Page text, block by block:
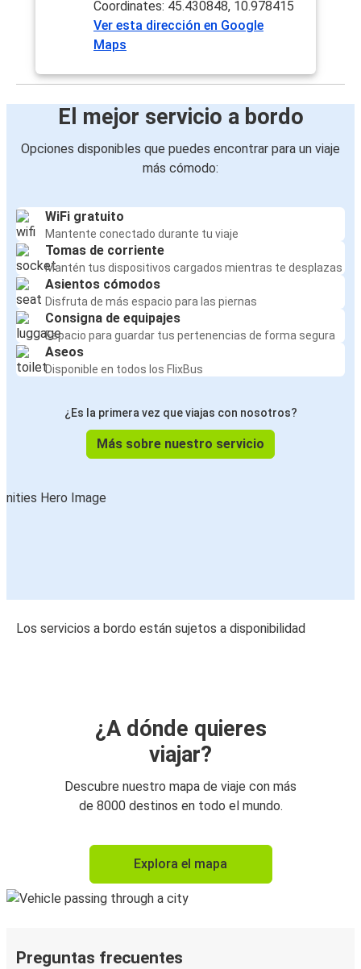
Coordinates: 45.430848, 10.978415
Ver esta dirección en Google
Maps
El mejor servicio a bordo
Opciones disponibles que puedes encontrar para un viaje
más cómodo:
WiFi gratuito
Mantente conectado durante tu viaje
Tomas de corriente
Mantén tus dispositivos cargados mientras te desplazas
Asientos cómodos
Disfruta de más espacio para las piernas
Consigna de equipajes
Espacio para guardar tus pertenencias de forma segura
Aseos
Disponible en todos los FlixBus
¿Es la primera vez que viajas con nosotros?
Más sobre nuestro servicio
Los servicios a bordo están sujetos a disponibilidad
¿A dónde quieres
viajar?
Descubre nuestro mapa de viaje con más
de 8000 destinos en todo el mundo.
Explora el mapa
Preguntas frecuentes